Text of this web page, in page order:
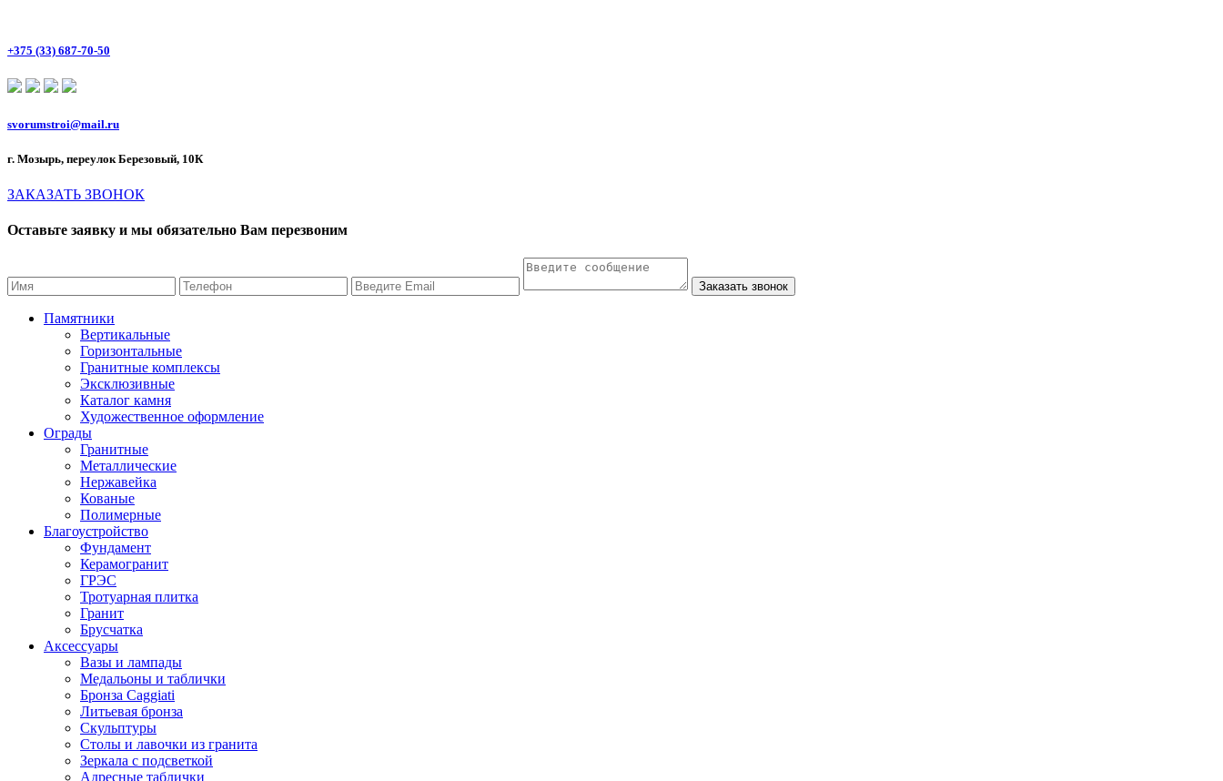
+375 (33) 687-70-50
svorumstroi@mail.ru
г. Мозырь, переулок Березовый, 10К
ЗАКАЗАТЬ ЗВОНОК
Оставьте заявку и мы обязательно Вам перезвоним
Памятники
Вертикальные
Горизонтальные
Гранитные комплексы
Эксклюзивные
Каталог камня
Художественное оформление
Ограды
Гранитные
Металлические
Нержавейка
Кованые
Полимерные
Благоустройство
Фундамент
Керамогранит
ГРЭС
Тротуарная плитка
Гранит
Брусчатка
Аксессуары
Вазы и лампады
Медальоны и таблички
Бронза Caggiati
Литьевая бронза
Скульптуры
Столы и лавочки из гранита
Зеркала с подсветкой
Адресные таблички